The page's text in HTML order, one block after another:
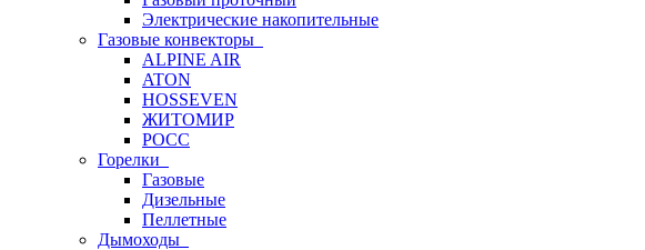
Электрические накопительные
Газовые конвекторы
ALPINE AIR
ATON
HOSSEVEN
ЖИТОМИР
РОСС
Горелки
Газовые
Дизельные
Пеллетные
Дымоходы